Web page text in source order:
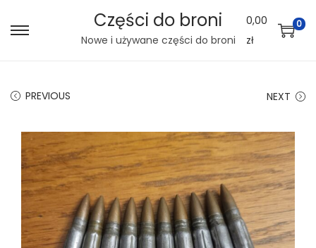
S
o
n
a
v
i
g
S
o
c
o
n
t
e
Części do broni
Nowe i używane części do broni
0,00
zł
0
PREVIOUS NEXT